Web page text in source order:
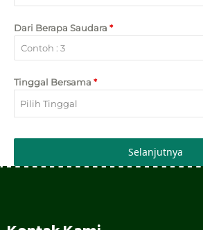
Dari Berapa Saudara *
Tinggal Bersama *
Pilih Tinggal
Selanjutnya